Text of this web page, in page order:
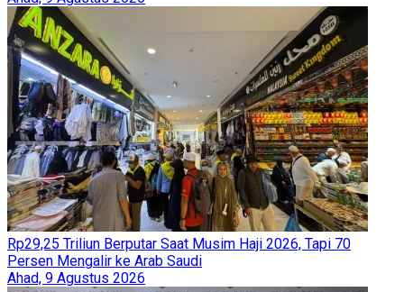
Rp29,25 Triliun Berputar Saat Musim Haji 2026, Tapi 70
Persen Mengalir ke Arab Saudi
Ahad, 9 Agustus 2026